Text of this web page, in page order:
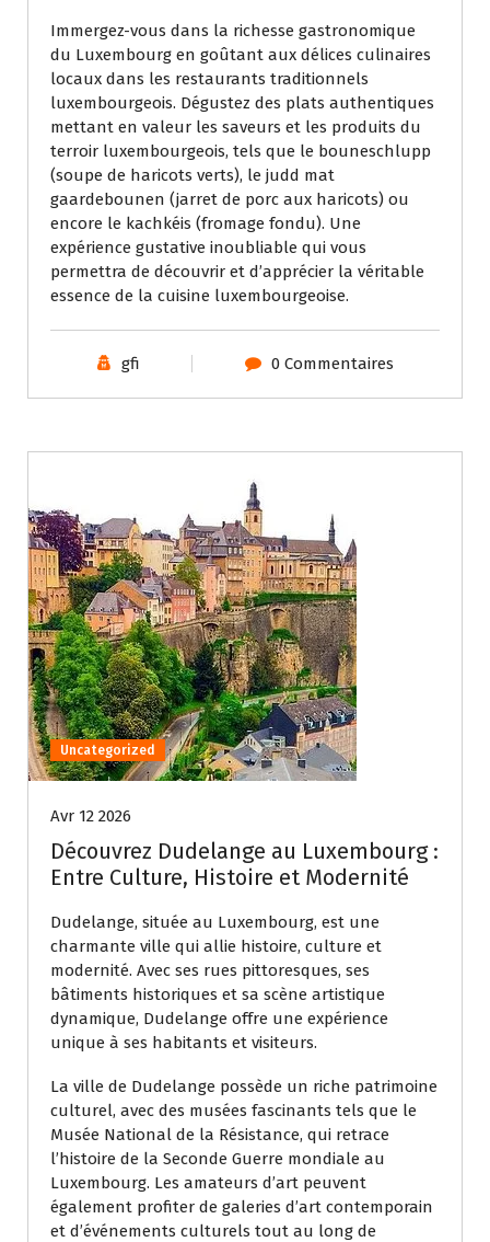
Immergez-vous dans la richesse gastronomique
du Luxembourg en goûtant aux délices culinaires
locaux dans les restaurants traditionnels
luxembourgeois. Dégustez des plats authentiques
mettant en valeur les saveurs et les produits du
terroir luxembourgeois, tels que le bouneschlupp
(soupe de haricots verts), le judd mat
gaardebounen (jarret de porc aux haricots) ou
encore le kachkéis (fromage fondu). Une
expérience gustative inoubliable qui vous
permettra de découvrir et d’apprécier la véritable
essence de la cuisine luxembourgeoise.
gfi 0 Commentaires
Uncategorized
Avr 12 2026
Découvrez Dudelange au Luxembourg :
Entre Culture, Histoire et Modernité
Dudelange, située au Luxembourg, est une
charmante ville qui allie histoire, culture et
modernité. Avec ses rues pittoresques, ses
bâtiments historiques et sa scène artistique
dynamique, Dudelange offre une expérience
unique à ses habitants et visiteurs.
La ville de Dudelange possède un riche patrimoine
culturel, avec des musées fascinants tels que le
Musée National de la Résistance, qui retrace
l’histoire de la Seconde Guerre mondiale au
Luxembourg. Les amateurs d’art peuvent
également profiter de galeries d’art contemporain
et d’événements culturels tout au long de